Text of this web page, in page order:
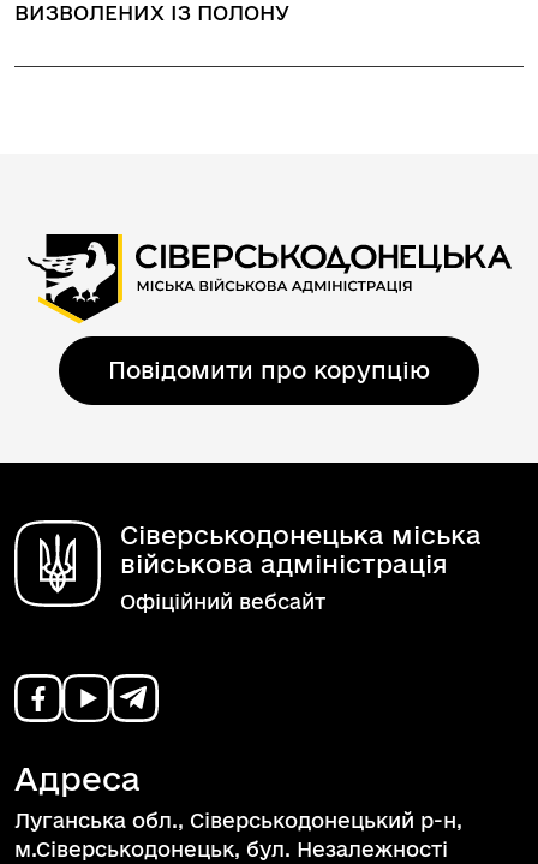
ВИЗВОЛЕНИХ ІЗ ПОЛОНУ
Повідомити про корупцію
Сіверськодонецька міська
військова адміністрація
Офіційний вебсайт
Адреса
Луганська обл., Сіверськодонецький р-н,
м.Сіверськодонецьк, бул. Незалежності